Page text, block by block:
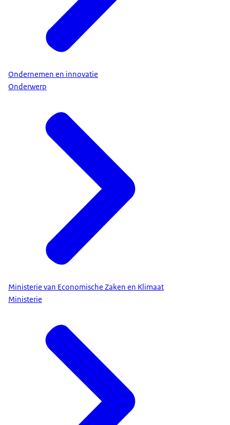
Ondernemen en innovatie
Onderwerp
Ministerie van Economische Zaken en Klimaat
Ministerie